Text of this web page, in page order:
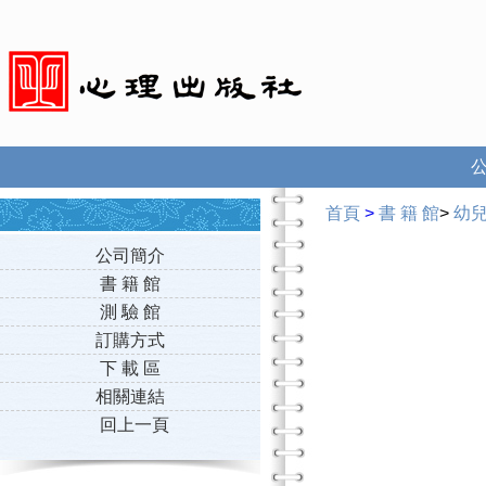
公司簡介
書 籍 館
測 驗 館
訂購方式
下 載 區
相關連結
回上一頁
首頁 > 書 籍 館> 幼